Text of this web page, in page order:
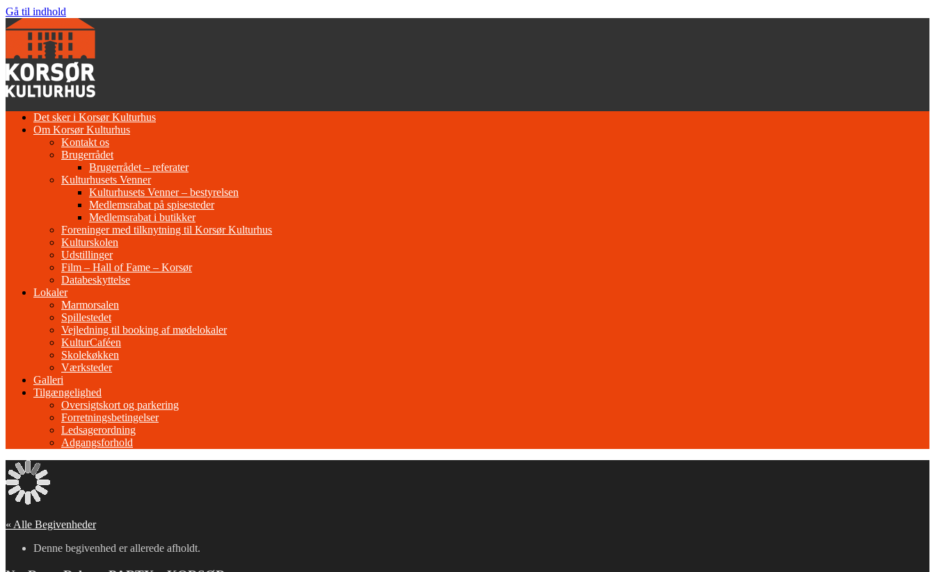
Gå til indhold
Det sker i Korsør Kulturhus
Om Korsør Kulturhus
Kontakt os
Brugerrådet
Brugerrådet – referater
Kulturhusets Venner
Kulturhusets Venner – bestyrelsen
Medlemsrabat på spisesteder
Medlemsrabat i butikker
Foreninger med tilknytning til Korsør Kulturhus
Kulturskolen
Udstillinger
Film – Hall of Fame – Korsør
Databeskyttelse
Lokaler
Marmorsalen
Spillestedet
Vejledning til booking af mødelokaler
KulturCaféen
Skolekøkken
Værksteder
Galleri
Tilgængelighed
Oversigtskort og parkering
Forretningsbetingelser
Ledsagerordning
Adgangsforhold
« Alle Begivenheder
Denne begivenhed er allerede afholdt.